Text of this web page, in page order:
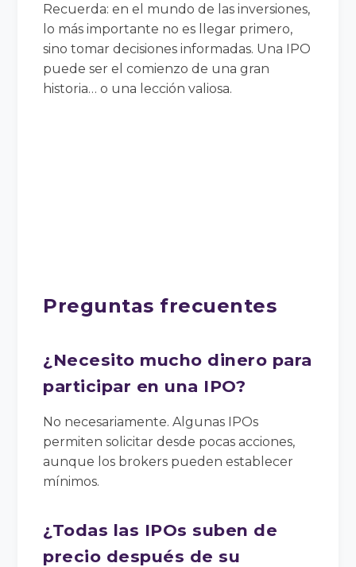
Recuerda: en el mundo de las inversiones,
lo más importante no es llegar primero,
sino tomar decisiones informadas. Una IPO
puede ser el comienzo de una gran
historia… o una lección valiosa.
Preguntas frecuentes
¿Necesito mucho dinero para
participar en una IPO?
No necesariamente. Algunas IPOs
permiten solicitar desde pocas acciones,
aunque los brokers pueden establecer
mínimos.
¿Todas las IPOs suben de
precio después de su